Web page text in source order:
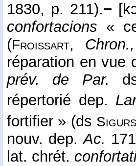
1830, p. 211).−
confortacions «
(Froissart, Chron.,
réparation en vue
prév. de Par.
répertorié dep.
fortifier » (ds
nouv. dep.Ac.
lat. chrét.